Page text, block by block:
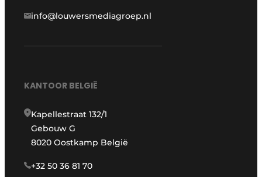
info@louwersmediagroep.nl
KANTOOR BELGIË
Kapellestraat 132/1
Gebouw G
8020 Oostkamp België
+32 50 36 81 70